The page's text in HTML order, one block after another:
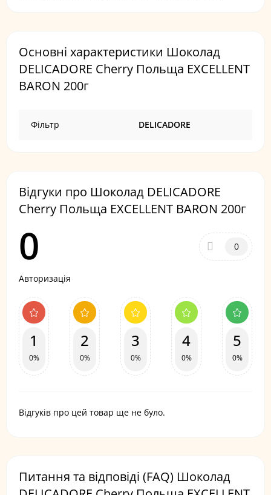
Основні характеристики Шоколад
DELICADORE Cherry Польща EXCELLENT
BARON 200г
Фільтр DELICADORE
Відгуки про Шоколад DELICADORE
Cherry Польща EXCELLENT BARON 200г
0 0
Авторизація
1
0%
2
0%
3
0%
4
0%
5
0%
Відгуків про цей товар ще не було.
Питання та відповіді (FAQ) Шоколад